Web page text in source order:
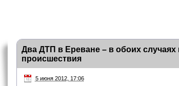
Два ДТП в Ереване – в обоих
происшествия
5 июня 2012, 17:06